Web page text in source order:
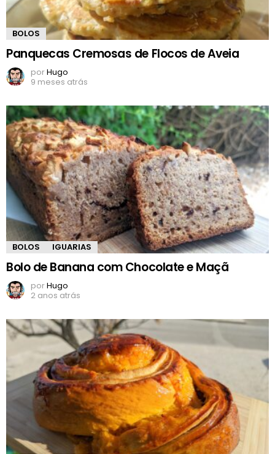
BOLOS
Panquecas Cremosas de Flocos de Aveia
porHugo
9 meses atrás
BOLOS IGUARIAS
Bolo de Banana com Chocolate e Maçã
porHugo
2 anos atrás